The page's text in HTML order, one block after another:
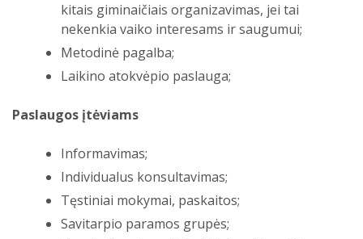
kitais giminaičiais organizavimas, jei tai
nekenkia vaiko interesams ir saugumui;
Metodinė pagalba;
Laikino atokvėpio paslauga;
Paslaugos įtėviams
Informavimas;
Individualus konsultavimas;
Tęstiniai mokymai, paskaitos;
Savitarpio paramos grupės;